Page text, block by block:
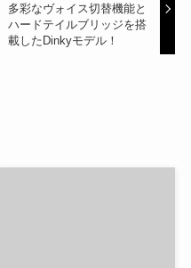
多彩なヴォイス切替機能と
ハードテイルブリッジを搭
載したDinkyモデル！